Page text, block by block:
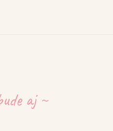
aj ~